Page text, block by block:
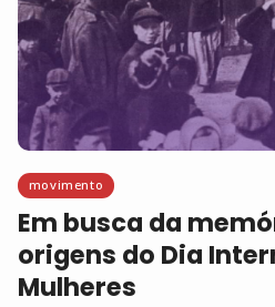
movimento
Em busca da
origens do Dia
Mulheres